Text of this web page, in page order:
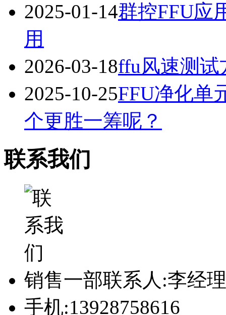
2025-01-14群控FFU应
用
2026-03-18ffu风速测试
2025-10-25FFU净化单
个更胜一筹呢？
联系我们
销售一部联系人:李经理
手机:13928758616